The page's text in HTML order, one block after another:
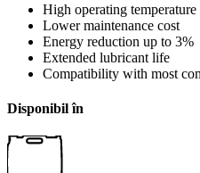
High operating temperature
Lower maintenance cost
Energy reduction up to 3%
Extended lubricant life
Compatibility with most
Disponibil în